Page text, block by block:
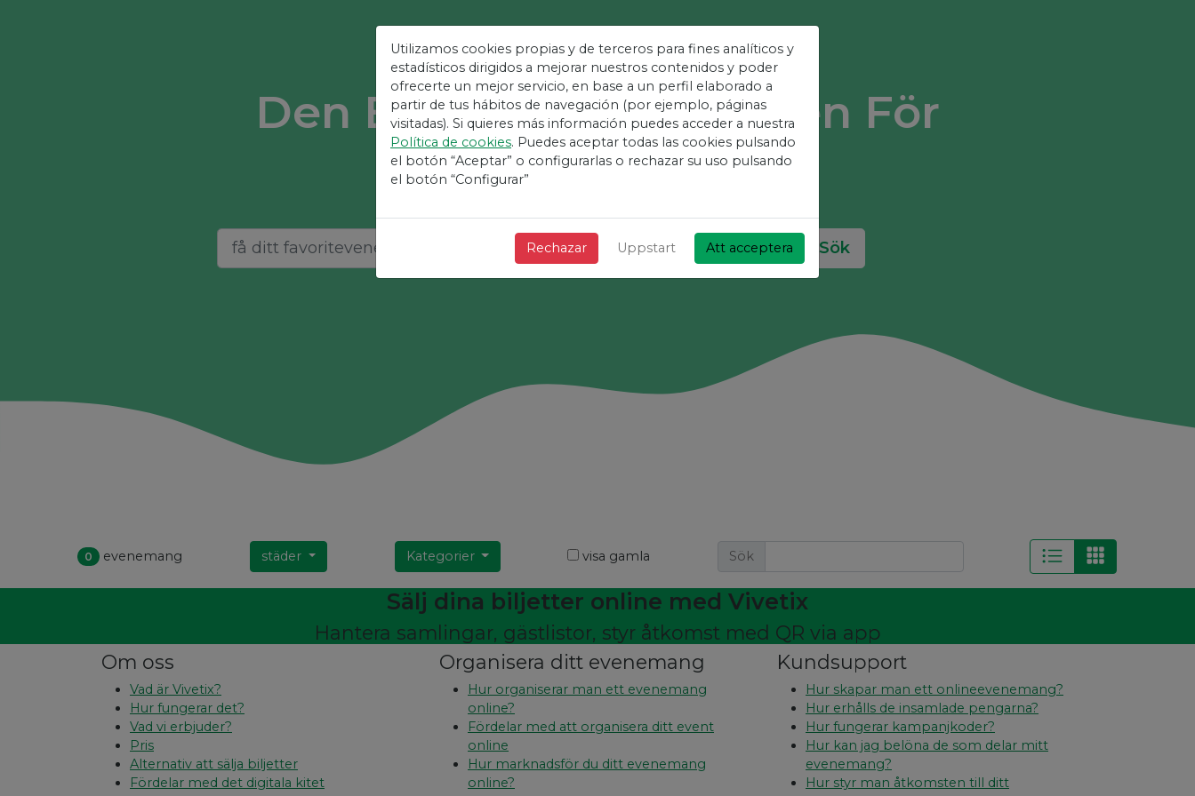
Den Enklaste Plattformen För
Evenemang
Sök
0 evenemang städer Kategorier visa gamla Sök
Sälj dina biljetter online med Vivetix
Hantera samlingar, gästlistor, styr åtkomst med QR via app
Om oss
Vad är Vivetix?
Hur fungerar det?
Vad vi erbjuder?
Pris
Alternativ att sälja biljetter
Fördelar med det digitala kitet
Organisera ditt evenemang
Hur organiserar man ett evenemang
online?
Fördelar med att organisera ditt event
online
Hur marknadsför du ditt evenemang
online?
Kundsupport
Hur skapar man ett onlineevenemang?
Hur erhålls de insamlade pengarna?
Hur fungerar kampanjkoder?
Hur kan jag belöna de som delar mitt
evenemang?
Hur styr man åtkomsten till ditt
Utilizamos cookies propias y de terceros para fines analíticos y
estadísticos dirigidos a mejorar nuestros contenidos y poder
ofrecerte un mejor servicio, en base a un perfil elaborado a
partir de tus hábitos de navegación (por ejemplo, páginas
visitadas). Si quieres más información puedes acceder a nuestra
Política de cookies. Puedes aceptar todas las cookies pulsando
el botón “Aceptar” o configurarlas o rechazar su uso pulsando
el botón “Configurar”
Rechazar Uppstart Att acceptera